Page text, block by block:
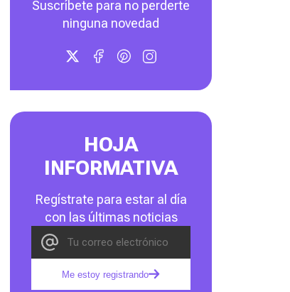
Suscríbete para no perderte
ninguna novedad
HOJA
INFORMATIVA
Regístrate para estar al día
con las últimas noticias
Me estoy registrando